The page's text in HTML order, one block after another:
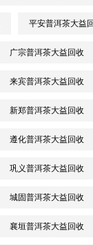
平安普洱茶大益
广宗普洱茶大益回收
来宾普洱茶大益回收
新郑普洱茶大益回收
遵化普洱茶大益回收
巩义普洱茶大益回收
城固普洱茶大益回收
襄垣普洱茶大益回收